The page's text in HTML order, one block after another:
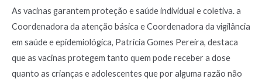
As vacinas garantem proteção e saúde individual e coletiva. a
Coordenadora da atenção básica e Coordenadora da vigilância
em saúde e epidemiológica, Patrícia Gomes Pereira, destaca
que as vacinas protegem tanto quem pode receber a dose
quanto as crianças e adolescentes que por alguma razão não